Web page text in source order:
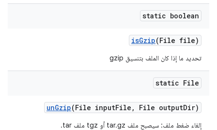
static boolean
isGzip(File file)
تحديد ما إذا كان الملف بتنسيق gzip
static File
unGzip(File inputFile , File outputDir)
إلغاء ضغط ملف: سيصبح ملف tar.gz أو tgz ملف tar.